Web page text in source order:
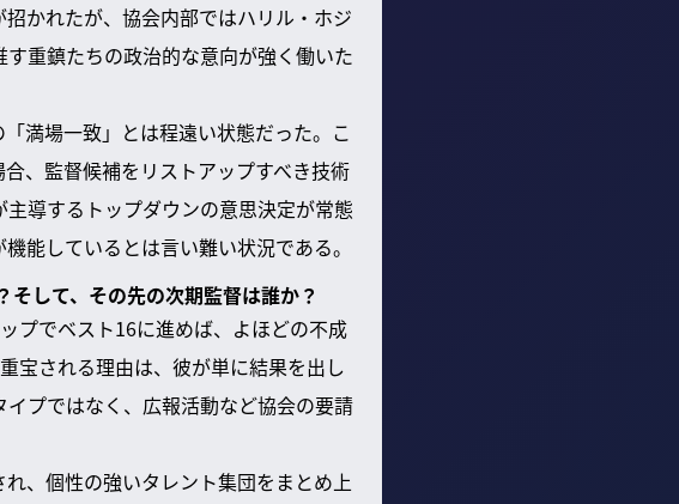
かれたが、協会内部ではハリル・ホジ
重鎮たちの政治的な意向が強く働いた
満場一致」とは程遠い状態だった。こ
、監督候補をリストアップすべき技術
導するトップダウンの意思決定が常態
能しているとは言い難い状況である。
して、その先の次期監督は誰か？
プでベスト16に進めば、よほどの不成
宝される理由は、彼が単に結果を出し
プではなく、広報活動など協会の要請
、個性の強いタレント集団をまとめ上